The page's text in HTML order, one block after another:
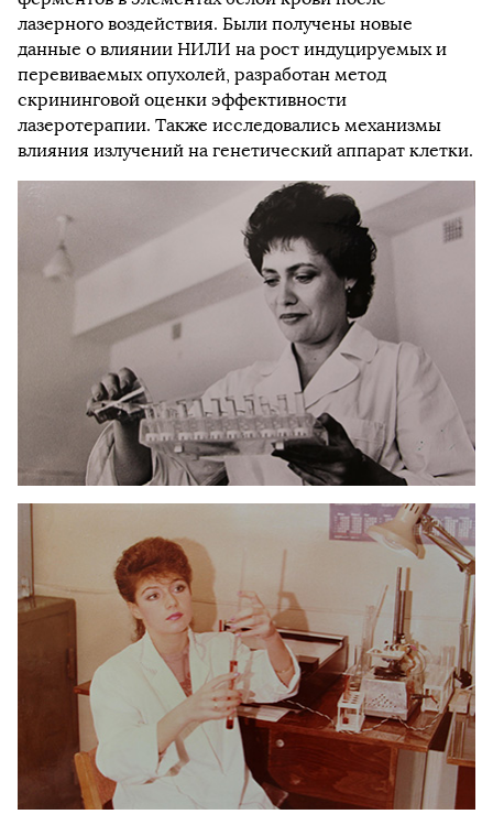
лазерного воздействия. Были получены новые
данные о влиянии НИЛИ на рост индуцируемых и
перевиваемых опухолей, разработан метод
скрининговой оценки эффективности
лазеротерапии. Также исследовались механизмы
влияния излучений на генетический аппарат клетки.